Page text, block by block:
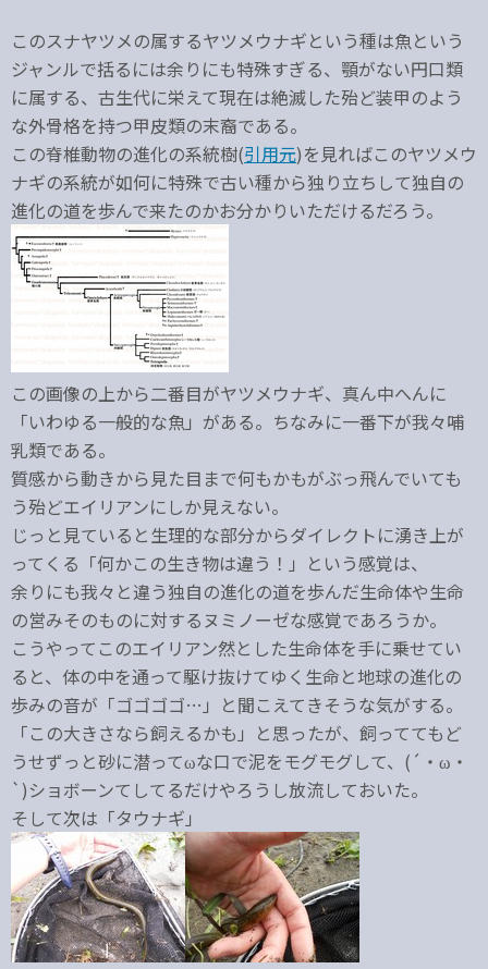
このスナヤツメの属するヤツメウナギという種は魚という
ジャンルで括るには余りにも特殊すぎる、顎がない円口類
に属する、古生代に栄えて現在は絶滅した殆ど装甲のよう
な外骨格を持つ甲皮類の末裔である。
この脊椎動物の進化の系統樹(引用元)を見ればこのヤツメウ
ナギの系統が如何に特殊で古い種から独り立ちして独自の
進化の道を歩んで来たのかお分かりいただけるだろう。
この画像の上から二番目がヤツメウナギ、真ん中へんに
「いわゆる一般的な魚」がある。ちなみに一番下が我々哺
乳類である。
質感から動きから見た目まで何もかもがぶっ飛んでいても
う殆どエイリアンにしか見えない。
じっと見ていると生理的な部分からダイレクトに湧き上が
ってくる「何かこの生き物は違う！」という感覚は、
余りにも我々と違う独自の進化の道を歩んだ生命体や生命
の営みそのものに対するヌミノーゼな感覚であろうか。
こうやってこのエイリアン然とした生命体を手に乗せてい
ると、体の中を通って駆け抜けてゆく生命と地球の進化の
歩みの音が「ゴゴゴゴ…」と聞こえてきそうな気がする。
「この大きさなら飼えるかも」と思ったが、飼っててもど
うせずっと砂に潜ってωな口で泥をモグモグして、(´・ω・
`)ショボーンてしてるだけやろうし放流しておいた。
そして次は「タウナギ」